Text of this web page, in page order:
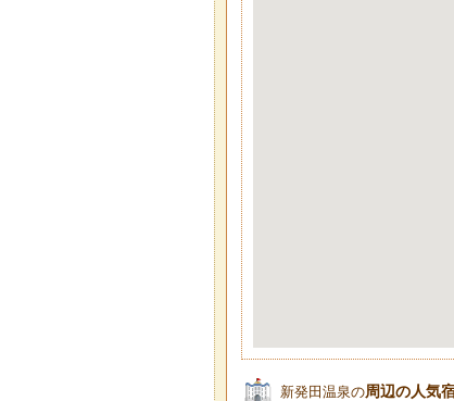
新発田温泉の周辺の人気